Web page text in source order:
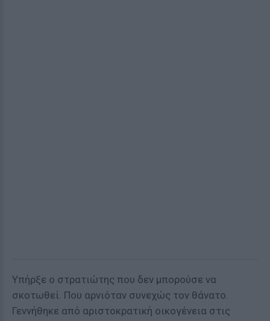
Υπήρξε ο στρατιώτης που δεν μπορούσε να
σκοτωθεί. Που αρνιόταν συνεχώς τον θάνατο.
Γεννήθηκε από αριστοκρατική οικογένεια στις